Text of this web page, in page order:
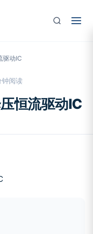
驱动IC
钟阅读
恒流驱动IC